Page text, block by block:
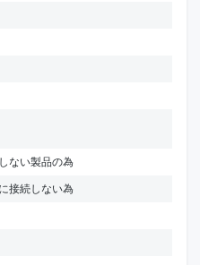
ない製品の為
接続しない為